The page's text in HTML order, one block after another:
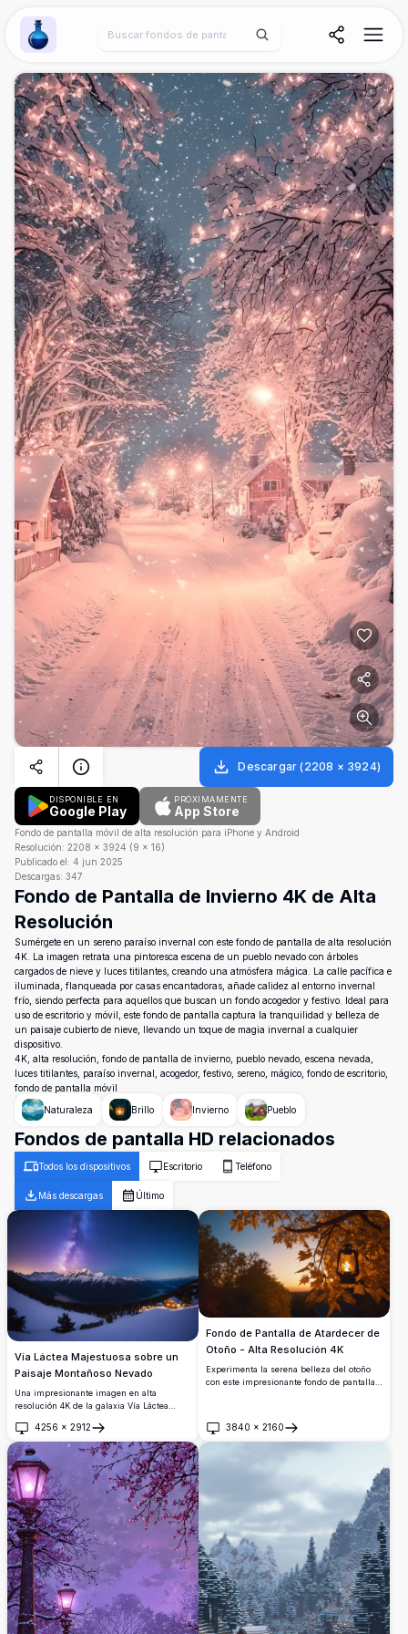
Wallpaper Alchemy
Descargar (2208 × 3924)
DISPONIBLE EN
Google Play
PRÓXIMAMENTE
App Store
Fondo de pantalla móvil de alta resolución para iPhone y Android
Resolución: 2208 × 3924 (9 × 16)
Publicado el: 4 jun 2025
Descargas: 347
Fondo de Pantalla de Invierno 4K de Alta
Resolución
Sumérgete en un sereno paraíso invernal con este fondo de pantalla de alta resolución
4K. La imagen retrata una pintoresca escena de un pueblo nevado con árboles
cargados de nieve y luces titilantes, creando una atmósfera mágica. La calle pacífica e
iluminada, flanqueada por casas encantadoras, añade calidez al entorno invernal
frío, siendo perfecta para aquellos que buscan un fondo acogedor y festivo. Ideal para
uso de escritorio y móvil, este fondo de pantalla captura la tranquilidad y belleza de
un paisaje cubierto de nieve, llevando un toque de magia invernal a cualquier
dispositivo.
4K, alta resolución, fondo de pantalla de invierno, pueblo nevado, escena nevada,
luces titilantes, paraíso invernal, acogedor, festivo, sereno, mágico, fondo de escritorio,
fondo de pantalla móvil
Naturaleza
Brillo Invierno Pueblo
Fondos de pantalla HD relacionados
Todos los dispositivos Escritorio Teléfono
Más descargas Último
Vía Láctea Majestuosa sobre un
Paisaje Montañoso Nevado
Una impresionante imagen en alta
resolución 4K de la galaxia Vía Láctea
montañosa nevada. La escena presenta
picos cubiertos de nieve y un lago
tranquilo que refleja el cielo estrellado.
Este impresionante desierto invernal bajo
una noche estrellada es perfecto para
entusiastas de la naturaleza, observadores
de estrellas y aquellos que buscan la
belleza de paisajes vírgenes.
4256 × 2912
Abrir
Fondo de Pantalla de Atardecer de
Otoño - Alta Resolución 4K
Experimenta la serena belleza del otoño
con este impresionante fondo de pantalla
vibrantes hojas otoñales, sobre un cielo
tranquilo de atardecer. Perfecto para
3840 × 2160
Abrir